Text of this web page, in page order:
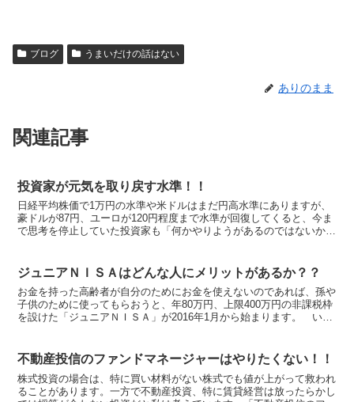
ブログ うまいだけの話はない
ありのまま
関連記事
投資家が元気を取り戻す水準！！
日経平均株価で1万円の水準や米ドルはまだ円高水準にありますが、
豪ドルが87円、ユーロが120円程度まで水準が回復してくると、今ま
で思考を停止していた投資家も「何かやりようがあるのではないか」
ジュニアＮＩＳＡはどんな人にメリットがあるか？？
お金を持った高齢者が自分のためにお金を使えないのであれば、孫や
子供のために使ってもらおうと、年80万円、上限400万円の非課税枠
を設けた「ジュニアＮＩＳＡ」が2016年1月から始まります。 いろ
不動産投信のファンドマネージャーはやりたくない！！
株式投資の場合は、特に買い材料がない株式でも値が上がって救われ
ることがあります。一方で不動産投資、特に賃貸経営は放ったらかし